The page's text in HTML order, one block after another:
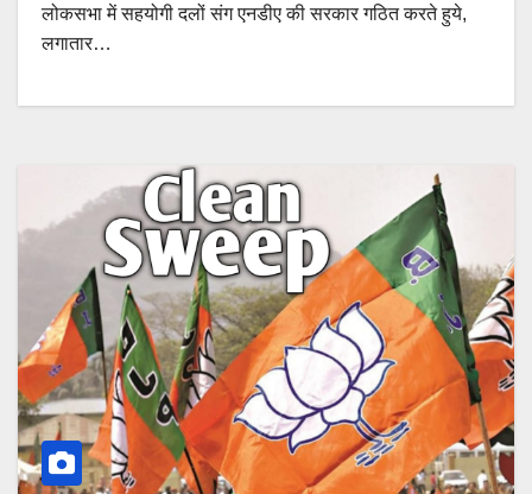
लोकसभा में सहयोगी दलों संग एनडीए की सरकार गठित करते हुये,
लगातार…